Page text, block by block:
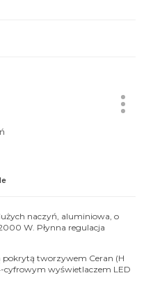
naczyń, aluminiowa, o
W. Płynna regulacja
pokrytą tworzywem Ceran (H
cyfrowym wyświetlaczem LED